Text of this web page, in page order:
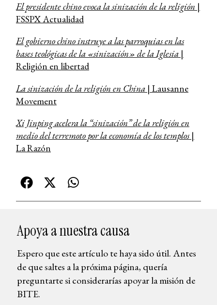
El presidente chino evoca la sinización de la religión|
FSSPX Actualidad
El gobierno chino instruye a las parroquias en las
bases teológicas de la «sinización» de la Iglesia|
Religión en libertad
La sinización de la religión en China| Lausanne
Movement
Xi Jinping acelera la “sinización” de la religión en
medio del terremoto por la economía de los templos|
La Razón
Apoya a nuestra causa
Espero que este artículo te haya sido útil. Antes
de que saltes a la próxima página, quería
preguntarte si considerarías apoyar la misión de
BITE.